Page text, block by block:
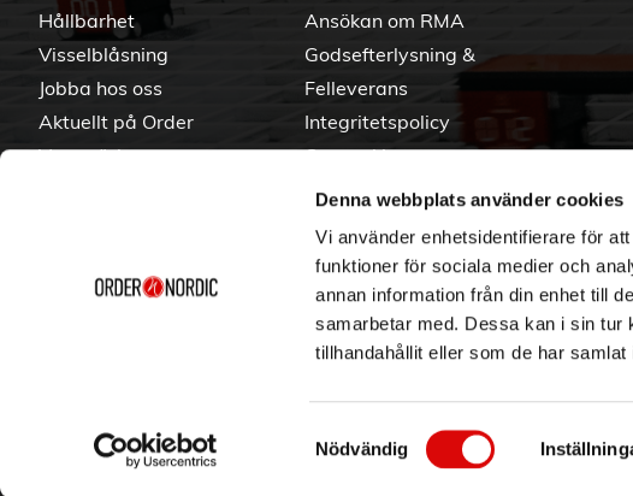
Denna webbplats använder cookies
Vi använder enhetsidentifierare för
funktioner för sociala medier och
annan information från din enhet till
samarbetar med. Dessa kan i sin tur
tillhandahållit eller som de har
Samtyckesval
Nödvändig
Hållbarhet
Visselblåsning
Jobba hos oss
Aktuellt på Order
Varumärken
Ansökan om RMA
Godsefterlysning &
Felleverans
Integritetspolicy
Om cookies